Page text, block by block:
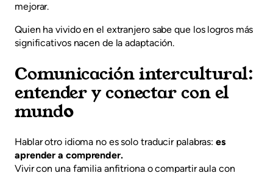
mejorar.
Quien ha vivido en el extranjero sabe que los logros más
significativos nacen de la adaptación.
Comunicación intercultural:
entender y conectar con el
mundo
Hablar otro idioma no es solo traducir palabras:es
aprender a comprender.
Vivir con una familia anfitriona o compartir aula con